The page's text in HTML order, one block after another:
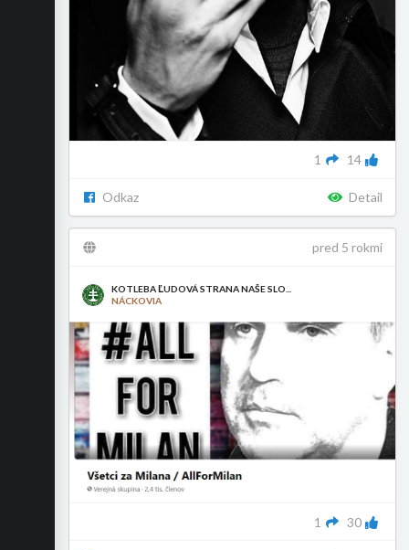
14
1
Odkaz Detail
pred 5 rokmi
KOTLEBA ĽUDOVÁ STRANA NAŠE SLO...
NÁCKOVIA
30
1